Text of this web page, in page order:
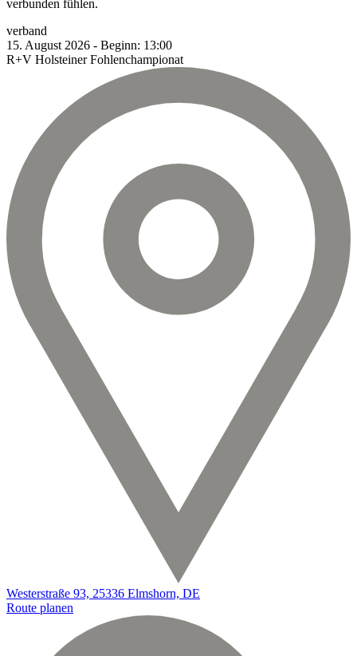
verbunden fühlen.
verband
15. August 2026 - Beginn: 13:00
R+V Holsteiner Fohlenchampionat
Westerstraße 93, 25336 Elmshorn, DE
Route planen